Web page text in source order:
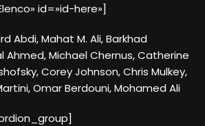
id=»id-here»]
Abdi, Mahat M. Ali, Barkhad
Ahmed, Michael Chernus, Catherine
Corey Johnson, Chris Mulkey,
Omar Berdouni, Mohamed Ali